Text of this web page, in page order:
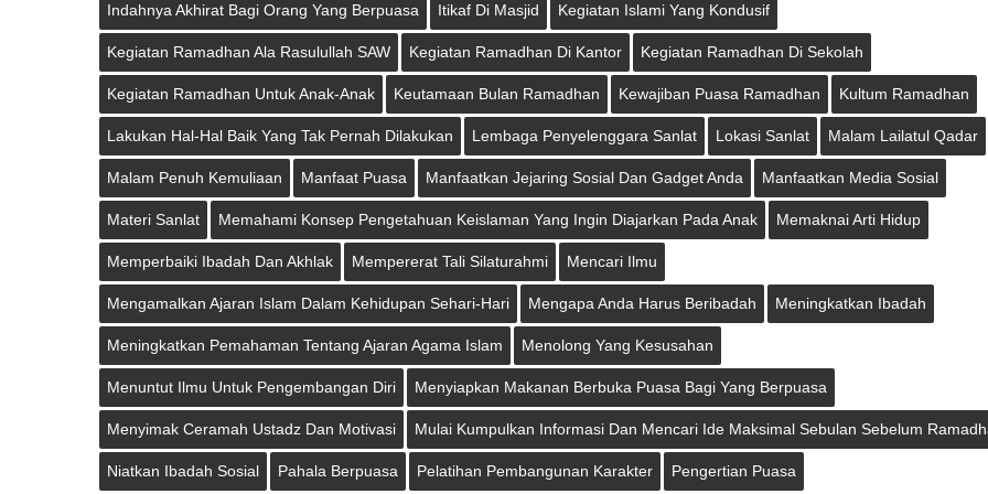
Indahnya Akhirat Bagi Orang Yang Berpuasa Itikaf Di Masjid Kegiatan Islami Yang Kondusif
Kegiatan Ramadhan Ala Rasulullah SAW Kegiatan Ramadhan Di Kantor Kegiatan Ramadhan Di Sekolah
Kegiatan Ramadhan Untuk Anak-Anak Keutamaan Bulan Ramadhan Kewajiban Puasa Ramadhan Kultum Ramadhan
Lakukan Hal-Hal Baik Yang Tak Pernah Dilakukan Lembaga Penyelenggara Sanlat Lokasi Sanlat Malam Lailatul Qadar
Malam Penuh Kemuliaan Manfaat Puasa Manfaatkan Jejaring Sosial Dan Gadget Anda Manfaatkan Media Sosial
Materi Sanlat Memahami Konsep Pengetahuan Keislaman Yang Ingin Diajarkan Pada Anak Memaknai Arti Hidup
Memperbaiki Ibadah Dan Akhlak Mempererat Tali Silaturahmi Mencari Ilmu
Mengamalkan Ajaran Islam Dalam Kehidupan Sehari-Hari Mengapa Anda Harus Beribadah Meningkatkan Ibadah
Meningkatkan Pemahaman Tentang Ajaran Agama Islam Menolong Yang Kesusahan
Menuntut Ilmu Untuk Pengembangan Diri Menyiapkan Makanan Berbuka Puasa Bagi Yang Berpuasa
Menyimak Ceramah Ustadz Dan Motivasi Mulai Kumpulkan Informasi Dan Mencari Ide Maksimal Sebulan Sebelum
Niatkan Ibadah Sosial Pahala Berpuasa Pelatihan Pembangunan Karakter Pengertian Puasa